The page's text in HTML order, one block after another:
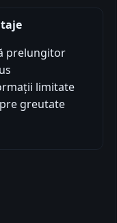
prelungitor
limitate
greutate